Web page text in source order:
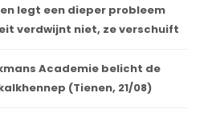
legt een dieper probleem
verdwijnt niet, ze verschuift
Academie belicht de
(Tienen, 21/08)